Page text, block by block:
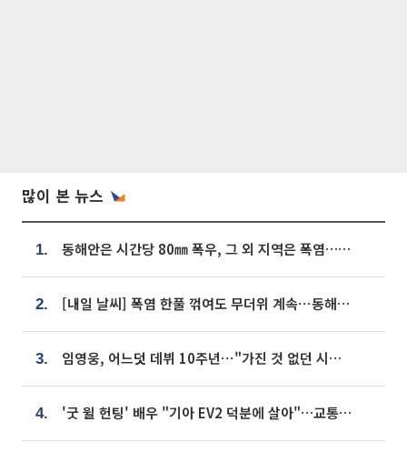
많이 본 뉴스
1. 동해안은 시간당 80㎜ 폭우, 그 외 지역은 폭염…‘극과 극 날씨’
2. [내일 날씨] 폭염 한풀 꺾여도 무더위 계속⋯동해안 이틀 연속 비
3. 임영웅, 어느덧 데뷔 10주년⋯"가진 것 없던 시절, 내 앞엔 20명의 팬뿐"
4. '굿 윌 헌팅' 배우 "기아 EV2 덕분에 살아"…교통사고 후 안전성 극찬